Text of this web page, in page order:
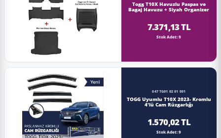
Togg T10X Havuzlu Paspas ve
Bagaj Havuzu + Siyah Organizer
7.371,13 TL
Stok Adet: 9
047 TG01 02 01 001
TOGG Uyumlu T10X 2023- Kromlu
4'lü Cam Rüzgarlığı
1.570,02 TL
Stok Adet: 9